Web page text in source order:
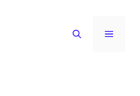
MENU